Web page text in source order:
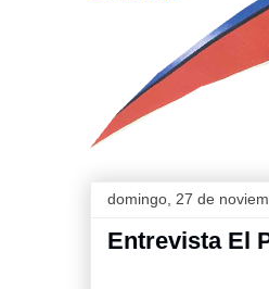
domingo, 27 de
Entrevista El